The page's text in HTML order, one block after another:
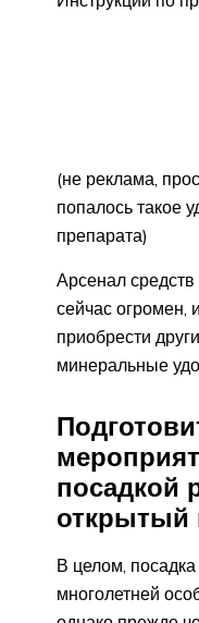
(не реклама,
попалось такое
препарата)
Арсенал
сейчас огромен,
приобрести
минеральные
посадкой
открытый
В целом,
многолетней